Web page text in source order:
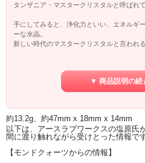
タンザニア・マスタークリスタルと呼ばれて
手にしてみると、浄化力といい、エネルギ
ーな水晶。
新しい時代のマスタークリスタルと言われ
アストラルレベルでのハートチャクラの癒
ハートチャクラの古くて強固なブロックを
ハートチャクラの深いブロックが解除され
本当の意味で、自分自身と繋がり、地球と
▼ 商品説明の続
約13.2g、約47mm x 18mm x 14mm
以下は、アースラブワークスの塩原氏
間に渡り触れながら受けとった情報です
【モンドクォーツからの情報】